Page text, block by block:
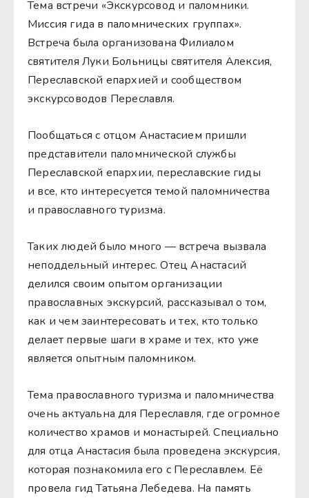
Тема встречи «Экскурсовод и паломники.
Миссия гида в паломнических группах».
Встреча была организована Филиалом
святителя Луки Больницы святителя Алексия,
Переславской епархией и сообществом
экскурсоводов Переславля.
Пообщаться с отцом Анастасием пришли
представители паломнической службы
Переславской епархии, переславские гиды
и все, кто интересуется темой паломничества
и православного туризма.
Таких людей было много — встреча вызвала
неподдельный интерес. Отец Анастасий
делился своим опытом организации
православных экскурсий, рассказывал о том,
как и чем заинтересовать и тех, кто только
делает первые шаги в храме и тех, кто уже
является опытным паломником.
Тема православного туризма и паломничества
очень актуальна для Переславля, где огромное
количество храмов и монастырей. Специально
для отца Анастасия была проведена экскурсия,
которая познакомила его с Переславлем. Её
провела гид Татьяна Лебедева. На память